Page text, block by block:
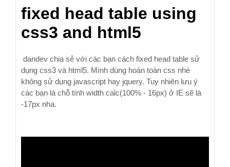
fixed head table using
css3 and html5
dandev chia sẻ với các bạn cách fixed head table sử
dụng css3 và html5. Mình dùng hoàn toàn css nhé
không sử dụng javascript hay jquery. Tuy nhiên lưu ý
các bạn là chỗ tính width calc(100% - 16px) ở IE sẽ là
-17px nha.